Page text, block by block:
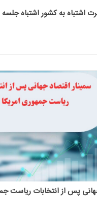
اشتباه به کشور اشتباه
پس از انتخابات ریاست